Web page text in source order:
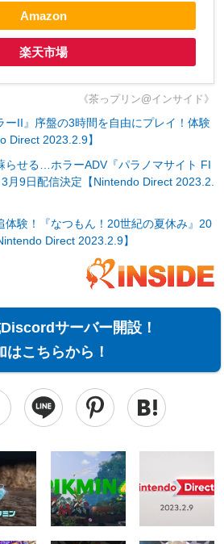
Amazon
楽天市場
《茶っプリン@インサイド》
ーII』序盤の3時間を自由にプレイ！体験
Direct 2023.2.9】
らせる…ホラーADV『パラノマサイト FI
月9日配信決定【Nintendo Direct 2023.2.
体験！『なつもん！20世紀の夏休み』20
Direct 2023.2.9】
サーバー開設！
はこちらから！